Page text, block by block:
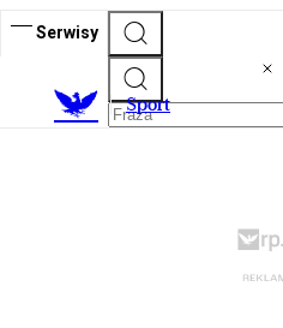
Serwisy
Sport